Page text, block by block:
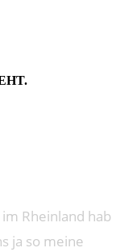
Rheinland hab
ja so meine